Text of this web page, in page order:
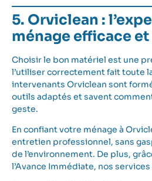
5. Orviclean :
ménage efficace
Choisir le bon matériel est une
l’utiliser correctement fait toute
intervenants Orviclean sont
outils adaptés et savent
geste.
En confiant votre ménage à
entretien professionnel, sans
de l’environnement. De plus,
l’Avance Immédiate, nos